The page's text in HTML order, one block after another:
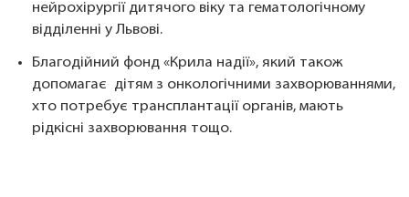
нейрохірургії дитячого віку та гематологічному
відділенні у Львові.
Благодійний фонд «Крила надії», який також
допомагає дітям з онкологічними захворюваннями,
хто потребує трансплантації органів, мають
рідкісні захворювання тощо.